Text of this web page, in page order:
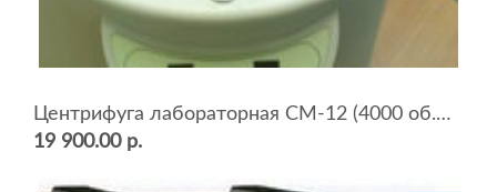
Центрифуга лабораторная СМ-12 (4000 об.мин, 12 пробирок)
19 900.00 р.